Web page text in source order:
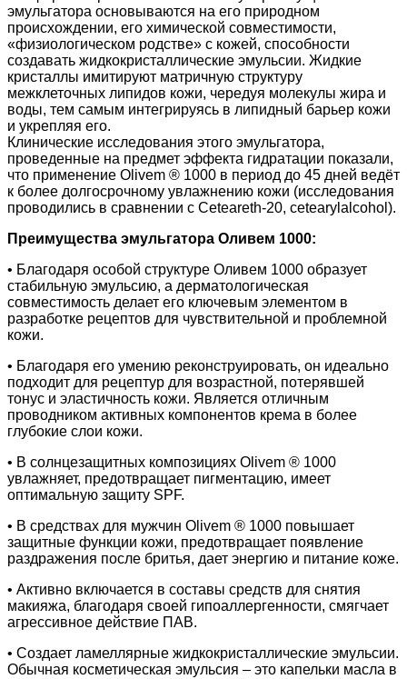
эмульгатора основываются на его природном
происхождении, его химической совместимости,
«физиологическом родстве» с кожей, способности
создавать жидкокристаллические эмульсии. Жидкие
кристаллы имитируют матричную структуру
межклеточных липидов кожи, чередуя молекулы жира и
воды, тем самым интегрируясь в липидный барьер кожи
и укрепляя его.
Клинические исследования этого эмульгатора,
проведенные на предмет эффекта гидратации показали,
что применение Olivem ® 1000 в период до 45 дней ведёт
к более долгосрочному увлажнению кожи (исследования
проводились в сравнении с Ceteareth-20, cetearylalcohol).
Преимущества эмульгатора Оливем 1000:
• Благодаря особой структуре Оливем 1000 образует
стабильную эмульсию, а дерматологическая
совместимость делает его ключевым элементом в
разработке рецептов для чувствительной и проблемной
кожи.
• Благодаря его умению реконструировать, он идеально
подходит для рецептур для возрастной, потерявшей
тонус и эластичность кожи. Является отличным
проводником активных компонентов крема в более
глубокие слои кожи.
• В солнцезащитных композициях Olivem ® 1000
увлажняет, предотвращает пигментацию, имеет
оптимальную защиту SPF.
• В средствах для мужчин Olivem ® 1000 повышает
защитные функции кожи, предотвращает появление
раздражения после бритья, дает энергию и питание коже.
• Активно включается в составы средств для снятия
макияжа, благодаря своей гипоаллергенности, смягчает
агрессивное действие ПАВ.
• Создает ламеллярные жидкокристаллические эмульсии.
Обычная косметическая эмульсия – это капельки масла в